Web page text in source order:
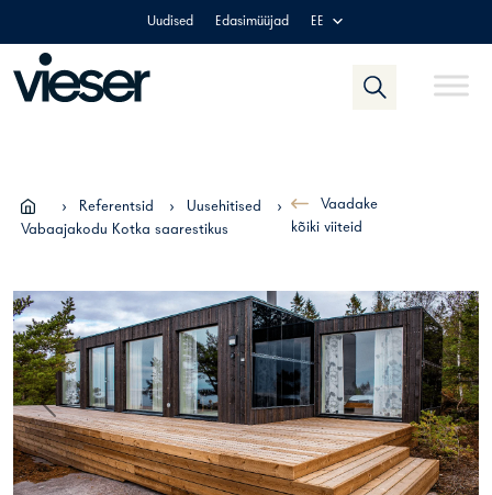
content
Uudised Edasimüüjad EE
› Referentsid › Uusehitised
›
Vabaajakodu Kotka saarestikus
Vaadake
kõiki viiteid
Previous Next